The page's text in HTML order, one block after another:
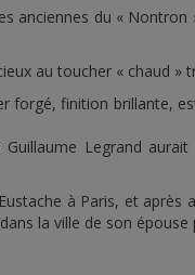
anciennes du « Nontron
au toucher « chaud »
forgé, finition brillante,
Legrand
à Paris, et
la ville de son